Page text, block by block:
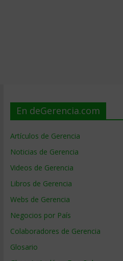
En deGerencia.com
Artículos de Gerencia
Noticias de Gerencia
Videos de Gerencia
Libros de Gerencia
Webs de Gerencia
Negocios por País
Colaboradores de Gerencia
Glosario